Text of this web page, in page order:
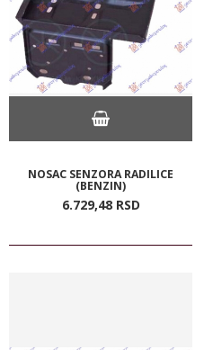
NOSAC SENZORA RADILICE
(BENZIN)
6.729,48 RSD